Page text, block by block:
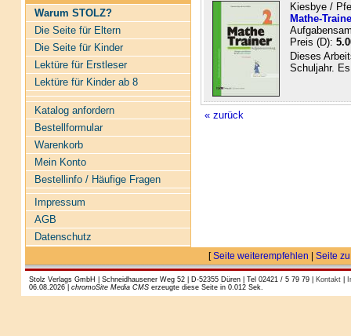
Warum STOLZ?
Die Seite für Eltern
Die Seite für Kinder
Lektüre für Erstleser
Lektüre für Kinder ab 8
Katalog anfordern
Bestellformular
Warenkorb
Mein Konto
Bestellinfo / Häufige Fragen
Impressum
AGB
Datenschutz
Kiesbye /
Mathe-
Preis (D):
Dieses
Schuljahr.
« zurück
[Seite weiterempfehlen Seite
Stolz Verlags GmbH | Schneidhausener Weg 52 | D-52355 Düren | Tel 02421 / 5 79 79 | Kontakt|
06.08.2026 | chromoSite Media CMSerzeugte diese Seite in 0.012 Sek.